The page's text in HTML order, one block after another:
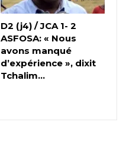
D2 (j4) / JCA 1- 2
ASFOSA: « Nous
avons manqué
d’expérience », dixit
Tchalim…